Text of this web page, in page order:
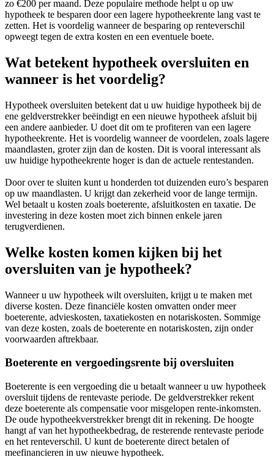
zo €200 per maand. Deze populaire methode helpt u op uw
hypotheek te besparen door een lagere hypotheekrente lang vast te
zetten. Het is voordelig wanneer de besparing op renteverschil
opweegt tegen de extra kosten en een eventuele boete.
Wat betekent hypotheek oversluiten en
wanneer is het voordelig?
Hypotheek oversluiten betekent dat u uw huidige hypotheek bij de
ene geldverstrekker beëindigt en een nieuwe hypotheek afsluit bij
een andere aanbieder. U doet dit om te profiteren van een lagere
hypotheekrente. Het is voordelig wanneer de voordelen, zoals lagere
maandlasten, groter zijn dan de kosten. Dit is vooral interessant als
uw huidige hypotheekrente hoger is dan de actuele rentestanden.
Door over te sluiten kunt u honderden tot duizenden euro’s besparen
op uw maandlasten. U krijgt dan zekerheid voor de lange termijn.
Wel betaalt u kosten zoals boeterente, afsluitkosten en taxatie. De
investering in deze kosten moet zich binnen enkele jaren
terugverdienen.
Welke kosten komen kijken bij het
oversluiten van je hypotheek?
Wanneer u uw hypotheek wilt oversluiten, krijgt u te maken met
diverse kosten. Deze financiële kosten omvatten onder meer
boeterente, advieskosten, taxatiekosten en notariskosten. Sommige
van deze kosten, zoals de boeterente en notariskosten, zijn onder
voorwaarden aftrekbaar.
Boeterente en vergoedingsrente bij oversluiten
Boeterente is een vergoeding die u betaalt wanneer u uw hypotheek
oversluit tijdens de rentevaste periode. De geldverstrekker rekent
deze boeterente als compensatie voor misgelopen rente-inkomsten.
De oude hypotheekverstrekker brengt dit in rekening. De hoogte
hangt af van het hypotheekbedrag, de resterende rentevaste periode
en het renteverschil. U kunt de boeterente direct betalen of
meefinancieren in uw nieuwe hypotheek.